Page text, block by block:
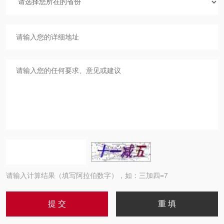
请输入计算结果（填写阿拉伯数字），如：三加四=7